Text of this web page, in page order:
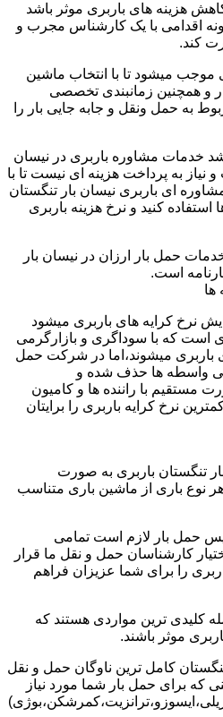
هزینه های باربری موثر باشد
اقدامی با یک کارشناس مجرب و
کند.
موجب میشود تا با انتخاب ماشین
و همچنین زمانبندی تخصصی
به حمل ونقل و جابه جایی بار را
خدمات مشاوره باربری در نیسان
نیاز به پرداخت هزینه ای نیست تا با
ای باربری نیسان بار تنگستان
کنید و نرخ هزینه باربری
حمل بار ارزان در نیسان بار
است.
ها
نرخ کرایه های باربری میشود
است که با سوداگری و بازارگرمی
باربری میشوند،اما در شرکت حمل
واسطه ها حذف شده و
مستقیم با راننده ها و کامیون
نرخ کرایه باربری را برایتان
تنگستان باربری به صورت
نوع باری از ماشین باری متناسب
حمل بار لازم است تمامی
کارشناسان حمل و نقل ما قرار
را برای شما عزیزان فراهم
کلیدی ترین مواردی هستند که
موثر باشند.
کامل ترین ناوگان حمل و نقل
برای حمل بار شما مورد نیاز